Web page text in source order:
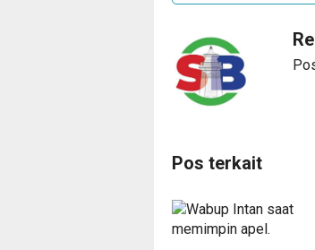
Pos terkait